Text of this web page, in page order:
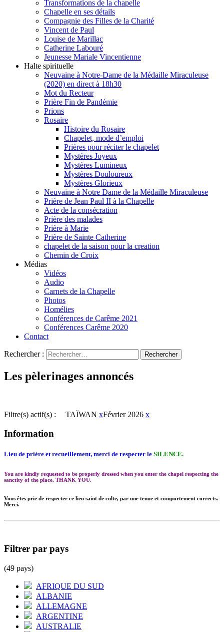
Transformations de la chapelle
Chapelle en ses détails
Compagnie des Filles de la Charité
Vincent de Paul
Louise de Marillac
Catherine Labouré
Jeunesse Mariale Vincentienne
Halte spirituelle
Neuvaine à Notre-Dame de la Médaille Miraculeuse
(2020) en direct à 18h30
Mot du Recteur
Prière Fin de Pandémie
Prions
Rosaire
Histoire du Rosaire
Chapelet, mode d’emploi
Prières pour réciter le chapelet
Mystères Joyeux
Mystères Lumineux
Mystères Douloureux
Mystères Glorieux
Neuvaine à Notre Dame de la Médaille Miraculeuse
Prière de Jean Paul II à la Chapelle
Acte de la consécration
Prière des malades
Prière à Marie
Prière de Sainte Catherine
chapelet de la saison pour la creation
Chemin de Croix
Médias
Vidéos
Audio
Carnets de la Chapelle
Photos
Homélies
Conférences de Carême 2021
Conférences Carême 2020
Contact
Rechercher :
Les pèlerinages annoncés
Filtre(s) actif(s) : TAÏWAN xFévrier 2026 x
Information
Lieu de prière et recueillement, merci de respecter le SILENCE.
You are kindly requested to be properly dressed when you enter the chapel respecting the
sanctity of the place. THANK YOU.
Vous êtes prie de respecter ce lieu saint de culte, par une tenue et comportement corrects.
Merci.
Filtrer par pays
(49 pays)
AFRIQUE DU SUD
ALBANIE
ALLEMAGNE
ARGENTINE
AUSTRALIE